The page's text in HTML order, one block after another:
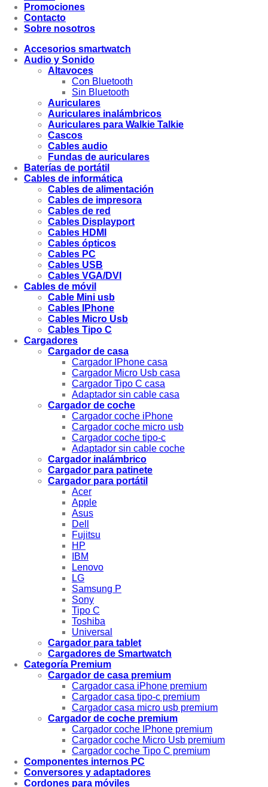
Promociones
Contacto
Sobre nosotros
Accesorios smartwatch
Audio y Sonido
Altavoces
Con Bluetooth
Sin Bluetooth
Auriculares
Auriculares inalámbricos
Auriculares para Walkie Talkie
Cascos
Cables audio
Fundas de auriculares
Baterías de portátil
Cables de informática
Cables de alimentación
Cables de impresora
Cables de red
Cables Displayport
Cables HDMI
Cables ópticos
Cables PC
Cables USB
Cables VGA/DVI
Cables de móvil
Cable Mini usb
Cables IPhone
Cables Micro Usb
Cables Tipo C
Cargadores
Cargador de casa
Cargador IPhone casa
Cargador Micro Usb casa
Cargador Tipo C casa
Adaptador sin cable casa
Cargador de coche
Cargador coche iPhone
Cargador coche micro usb
Cargador coche tipo-c
Adaptador sin cable coche
Cargador inalámbrico
Cargador para patinete
Cargador para portátil
Acer
Apple
Asus
Dell
Fujitsu
HP
IBM
Lenovo
LG
Samsung P
Sony
Tipo C
Toshiba
Universal
Cargador para tablet
Cargadores de Smartwatch
Categoría Premium
Cargador de casa premium
Cargador casa iPhone premium
Cargador casa tipo-c premium
Cargador casa micro usb premium
Cargador de coche premium
Cargador coche IPhone premium
Cargador coche Micro Usb premium
Cargador coche Tipo C premium
Componentes internos PC
Conversores y adaptadores
Cordones para móviles